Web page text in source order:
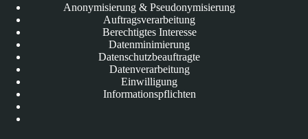
Anonymisierung & Pseudonymisierung
Auftragsverarbeitung
Berechtigtes Interesse
Datenminimierung
Datenschutzbeauftragte
Datenverarbeitung
Einwilligung
Informationspflichten